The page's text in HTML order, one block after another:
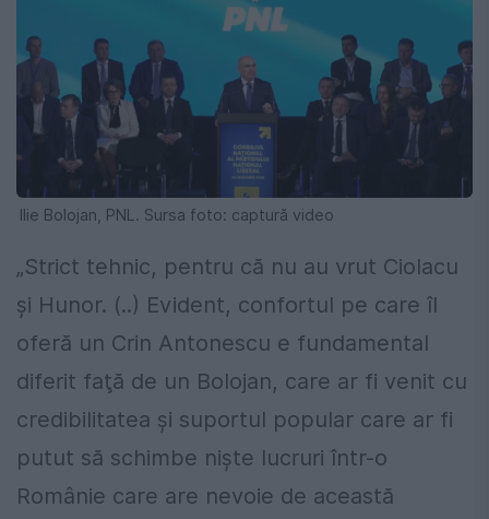
Ilie Bolojan, PNL. Sursa foto: captură video
„Strict tehnic, pentru că nu au vrut Ciolacu
şi Hunor. (..) Evident, confortul pe care îl
oferă un Crin Antonescu e fundamental
diferit faţă de un Bolojan, care ar fi venit cu
credibilitatea şi suportul popular care ar fi
putut să schimbe nişte lucruri într-o
Românie care are nevoie de această